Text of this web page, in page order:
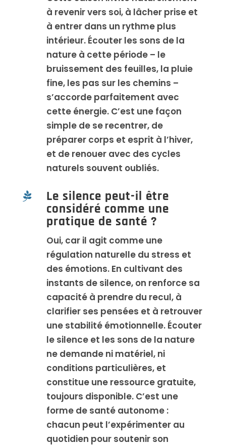
à revenir vers soi, à lâcher prise et
à entrer dans un rythme plus
intérieur. Écouter les sons de la
nature à cette période – le
bruissement des feuilles, la pluie
fine, les pas sur les chemins –
s’accorde parfaitement avec
cette énergie. C’est une façon
simple de se recentrer, de
préparer corps et esprit à l’hiver,
et de renouer avec des cycles
naturels souvent oubliés.
 Le silence peut-il être
considéré comme une
pratique de santé ?
Oui, car il agit comme une
régulation naturelle du stress et
des émotions. En cultivant des
instants de silence, on renforce sa
capacité à prendre du recul, à
clarifier ses pensées et à retrouver
une stabilité émotionnelle. Écouter
le silence et les sons de la nature
ne demande ni matériel, ni
conditions particulières, et
constitue une ressource gratuite,
toujours disponible. C’est une
forme de santé autonome :
chacun peut l’expérimenter au
quotidien pour soutenir son